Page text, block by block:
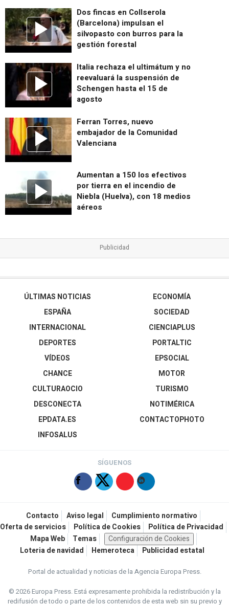
Dos fincas en Collserola
(Barcelona) impulsan el
silvopasto con burros para la
gestión forestal
Italia rechaza el ultimátum y no
reevaluará la suspensión de
Schengen hasta el 15 de
agosto
Ferran Torres, nuevo
embajador de la Comunidad
Valenciana
Aumentan a 150 los efectivos
por tierra en el incendio de
Niebla (Huelva), con 18 medios
aéreos
ÚLTIMAS NOTICIAS
ESPAÑA
INTERNACIONAL
DEPORTES
VÍDEOS
ECONOMÍA
SOCIEDAD
CIENCIAPLUS
PORTALTIC
EPSOCIAL
CHANCE
CULTURAOCIO
DESCONECTA
EPDATA.ES
INFOSALUS
MOTOR
TURISMO
NOTIMÉRICA
CONTACTOPHOTO
SÍGUENOS
Contacto Aviso legal
Cumplimiento normativo
Oferta de servicios
Política de Cookies
Política de Privacidad
Mapa Web
Temas
Configuración de Cookies
Loteria de navidad
Hemeroteca Publicidad estatal
Portal de actualidad y noticias de la Agencia Europa Press.
© 2026 Europa Press.Está expresamente prohibida la redistribución y la
redifusión de todo o parte de los contenidos de esta web sin su previo y